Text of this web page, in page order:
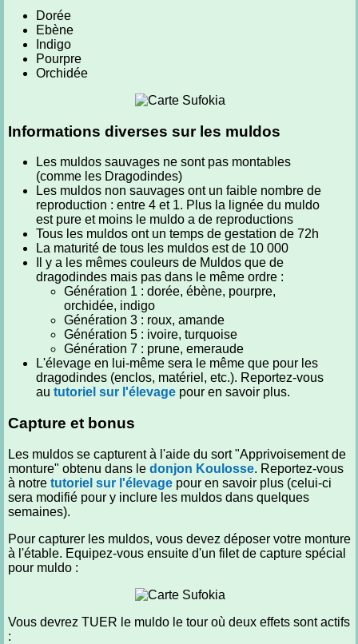
Dorée
Ebène
Indigo
Pourpre
Orchidée
Informations diverses sur les muldos
Les muldos sauvages ne sont pas montables
(comme les Dragodindes)
Les muldos non sauvages ont un faible nombre de
reproduction : entre 4 et 1. Plus la lignée du muldo
est pure et moins le muldo a de reproductions
Tous les muldos ont un temps de gestation de 72h
La maturité de tous les muldos est de 10 000
Il y a les mêmes couleurs de Muldos que de
dragodindes mais pas dans le même ordre :
Génération 1 : dorée, ébène, pourpre,
orchidée, indigo
Génération 3 : roux, amande
Génération 5 : ivoire, turquoise
Génération 7 : prune, emeraude
L'élevage en lui-même sera le même que pour les
dragodindes (enclos, matériel, etc.). Reportez-vous
au tutoriel sur l'élevage pour en savoir plus.
Capture et bonus
Les muldos se capturent à l'aide du sort "Apprivoisement de
monture" obtenu dans le donjon Koulosse. Reportez-vous
à notre tutoriel sur l'élevage pour en savoir plus (celui-ci
sera modifié pour y inclure les muldos dans quelques
semaines).
Pour capturer les muldos, vous devez déposer votre monture
à l'étable. Equipez-vous ensuite d'un filet de capture spécial
pour muldo :
Vous devrez TUER le muldo le tour où deux effets sont actifs
: